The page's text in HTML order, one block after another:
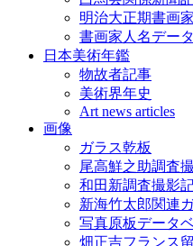
明治大正期書画
書画家人名デー
日本美術年鑑
物故者記事
美術界年史
Art news articles
画像
ガラス乾板
尾高鮮之助調査
和田新調査撮影
新海竹太郎関連
写真原板データ
畑正吉フランス